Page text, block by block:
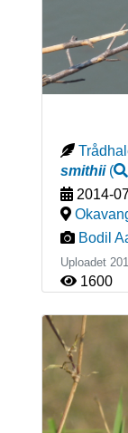
smithii(
2014-
Bodil
Uploadet
1600